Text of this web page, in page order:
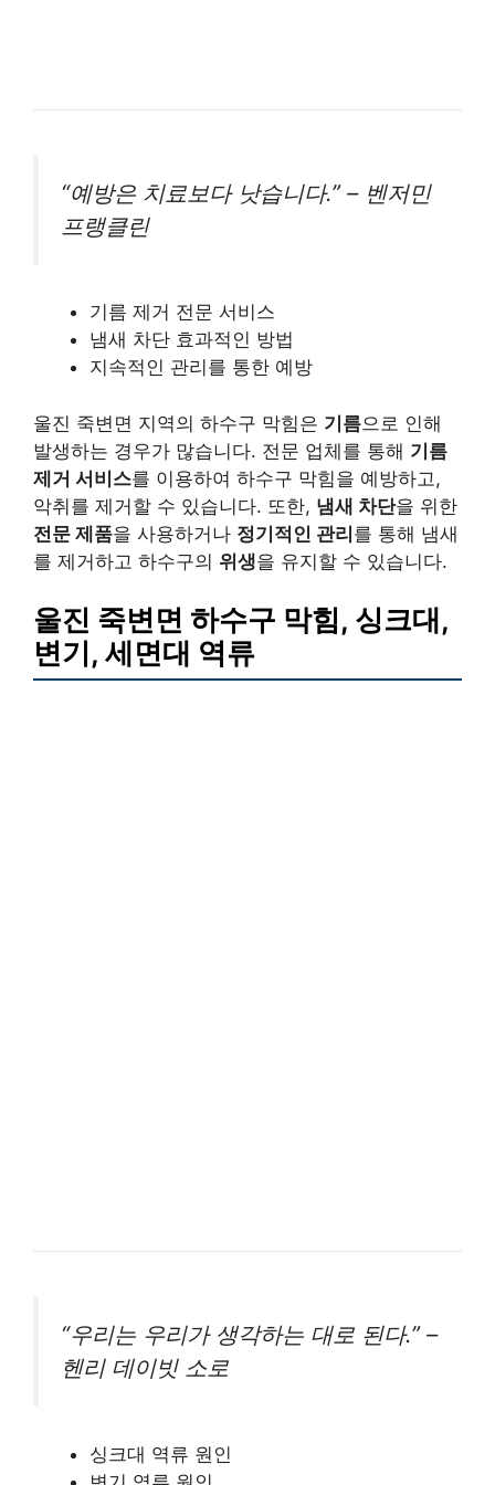
“예방은 치료보다 낫습니다.” – 벤저민
프랭클린
기름 제거 전문 서비스
냄새 차단 효과적인 방법
지속적인 관리를 통한 예방
울진 죽변면 지역의 하수구 막힘은 기름으로 인해
발생하는 경우가 많습니다. 전문 업체를 통해 기름
제거 서비스를 이용하여 하수구 막힘을 예방하고,
악취를 제거할 수 있습니다. 또한, 냄새 차단을 위한
전문 제품을 사용하거나 정기적인 관리를 통해 냄새
를 제거하고 하수구의 위생을 유지할 수 있습니다.
울진 죽변면 하수구 막힘, 싱크대,
변기, 세면대 역류
“우리는 우리가 생각하는 대로 된다.” –
헨리 데이빗 소로
싱크대 역류 원인